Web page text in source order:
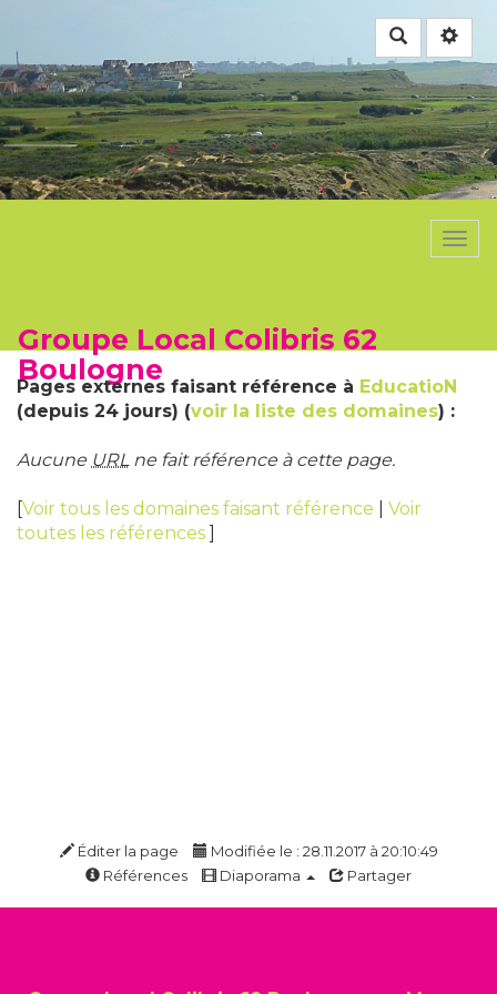
Rechercher
Groupe Local Colibris 62
Boulogne
Pages externes faisant référence à EducatioN
(depuis 24 jours) (voir la liste des domaines) :
Aucune URLne fait référence à cette page.
[Voir tous les domaines faisant référence
Voir
toutes les références ]
Éditer la page
Modifiée le : 28.11.2017 à 20:10:49
Références
Diaporama Partager